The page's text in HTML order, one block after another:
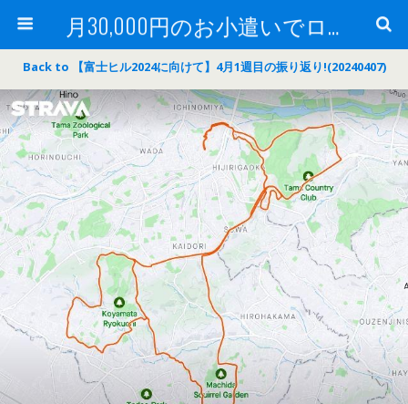
月30,000円のお小遣いでロードバイク
Back to 【富士ヒル2024に向けて】4月1週目の振り返り!(20240407)